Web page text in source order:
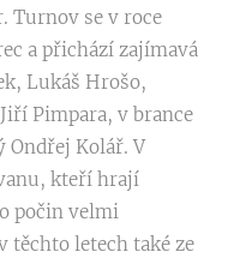
Turnov se v roce
a přichází zajímavá
Lukáš Hrošo,
Pimpara, v brance
Ondřej Kolář. V
kteří hrají
počin velmi
těchto letech také ze